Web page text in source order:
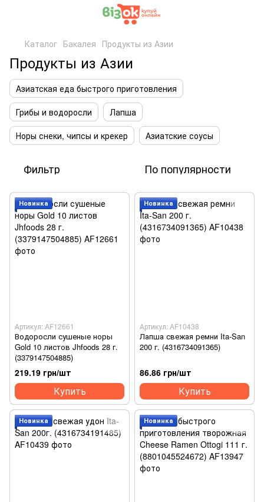
Каталог Бакалея Продукты из Азии
Продукты из Азии
Азиатская еда быстрого приготовления
Грибы и водоросли
Лапша
Норы снеки, чипсы и крекер
Азиатские соусы
Фильтр По популярности
Новинка
Артикул: AF12661
Водоросли сушеные норы
Gold 10 листов Jhfoods 28 г.
(3379147504885)
219.19 грн/шт
Купить
Новинка
Артикул: AF10438
Лапша свежая ремни Ita-San
200 г. (4316734091365)
86.86 грн/шт
Купить
Новинка Новинка